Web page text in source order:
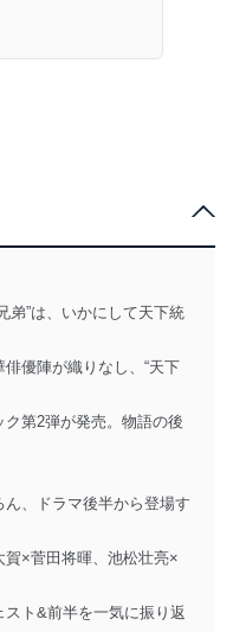
弟”は、いかにして天下統
優陣が織りなし、“天下
第2弾が発売。物語の後
、ドラマ後半から登場す
賀×菅田将暉、池松壮亮×
ト&前半を一気に振り返